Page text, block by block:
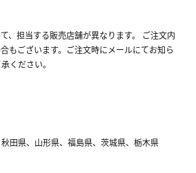
、担当する販売店舗が異なります。 ご注文内
もございます。ご注文時にメールにてお知ら
ください。
田県、山形県、福島県、茨城県、栃木県